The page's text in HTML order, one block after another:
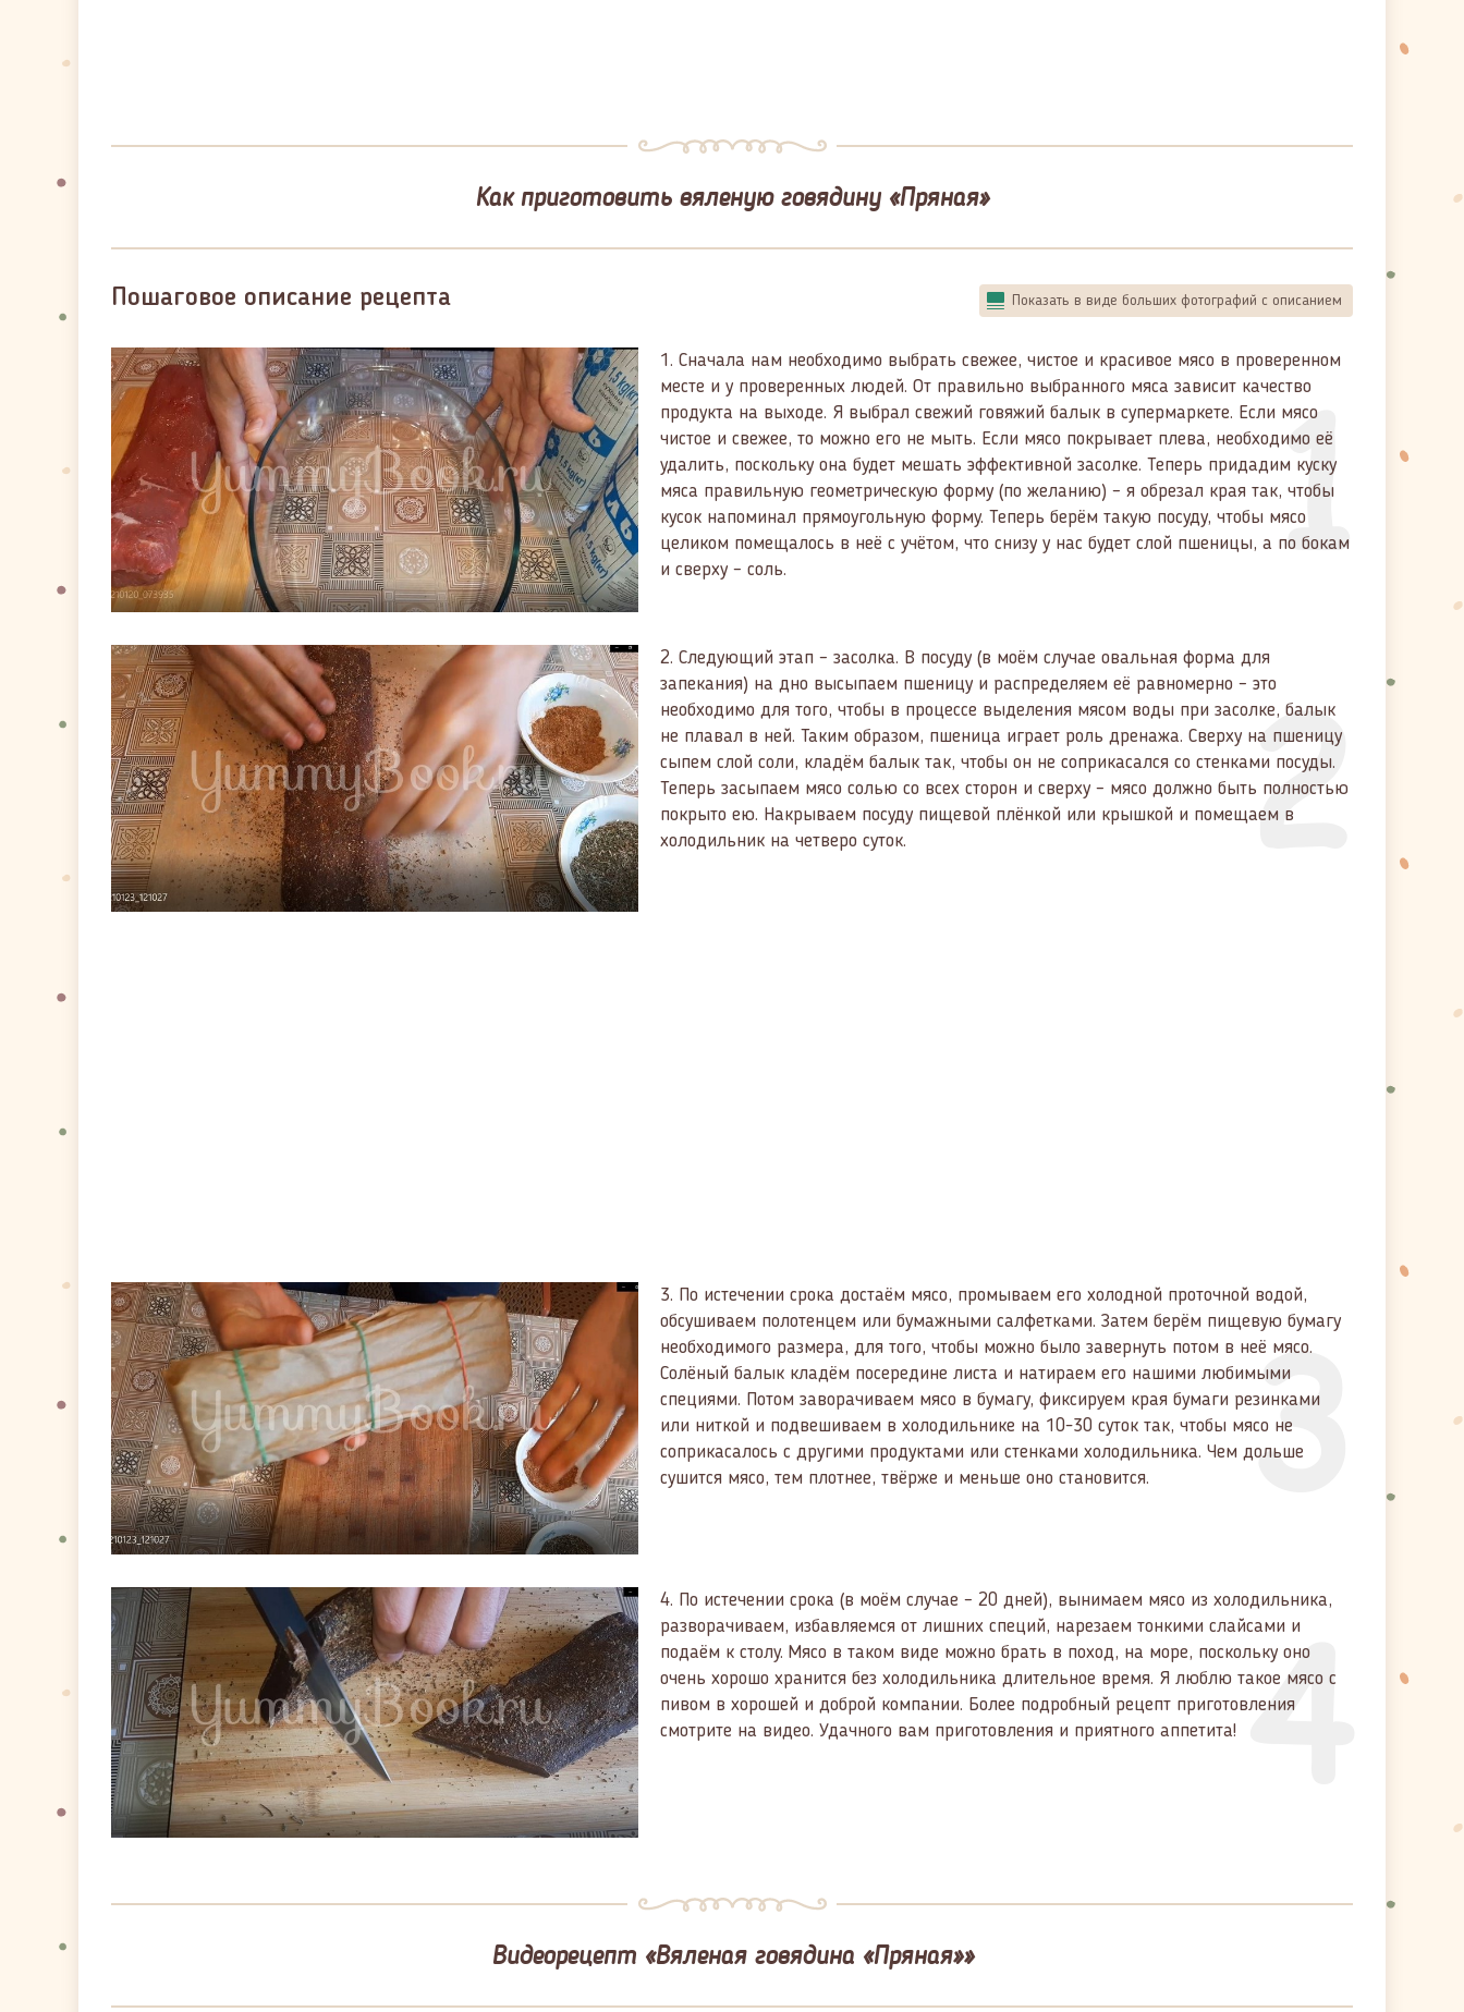
Как приготовить вяленую говядину «Пряная»
Пошаговое описание рецепта Показать в виде больших фотографий с описанием
1
1. Сначала нам необходимо выбрать свежее, чистое и красивое мясо в проверенном
месте и у проверенных людей. От правильно выбранного мяса зависит качество
продукта на выходе. Я выбрал свежий говяжий балык в супермаркете. Если мясо
чистое и свежее, то можно его не мыть. Если мясо покрывает плева, необходимо её
удалить, поскольку она будет мешать эффективной засолке. Теперь придадим куску
мяса правильную геометрическую форму (по желанию) – я обрезал края так, чтобы
кусок напоминал прямоугольную форму. Теперь берём такую посуду, чтобы мясо
целиком помещалось в неё с учётом, что снизу у нас будет слой пшеницы, а по бокам
и сверху – соль.
2
2. Следующий этап – засолка. В посуду (в моём случае овальная форма для
запекания) на дно высыпаем пшеницу и распределяем её равномерно – это
необходимо для того, чтобы в процессе выделения мясом воды при засолке, балык
не плавал в ней. Таким образом, пшеница играет роль дренажа. Сверху на пшеницу
сыпем слой соли, кладём балык так, чтобы он не соприкасался со стенками посуды.
Теперь засыпаем мясо солью со всех сторон и сверху – мясо должно быть полностью
покрыто ею. Накрываем посуду пищевой плёнкой или крышкой и помещаем в
холодильник на четверо суток.
3
3. По истечении срока достаём мясо, промываем его холодной проточной водой,
обсушиваем полотенцем или бумажными салфетками. Затем берём пищевую бумагу
необходимого размера, для того, чтобы можно было завернуть потом в неё мясо.
Солёный балык кладём посередине листа и натираем его нашими любимыми
специями. Потом заворачиваем мясо в бумагу, фиксируем края бумаги резинками
или ниткой и подвешиваем в холодильнике на 10-30 суток так, чтобы мясо не
соприкасалось с другими продуктами или стенками холодильника. Чем дольше
сушится мясо, тем плотнее, твёрже и меньше оно становится.
4
4. По истечении срока (в моём случае – 20 дней), вынимаем мясо из холодильника,
разворачиваем, избавляемся от лишних специй, нарезаем тонкими слайсами и
подаём к столу. Мясо в таком виде можно брать в поход, на море, поскольку оно
очень хорошо хранится без холодильника длительное время. Я люблю такое мясо с
пивом в хорошей и доброй компании. Более подробный рецепт приготовления
смотрите на видео. Удачного вам приготовления и приятного аппетита!
Видеорецепт «Вяленая говядина «Пряная»»